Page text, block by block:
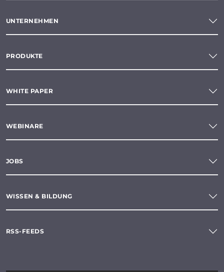
UNTERNEHMEN
PRODUKTE
WHITE PAPER
WEBINARE
JOBS
WISSEN & BILDUNG
RSS-FEEDS